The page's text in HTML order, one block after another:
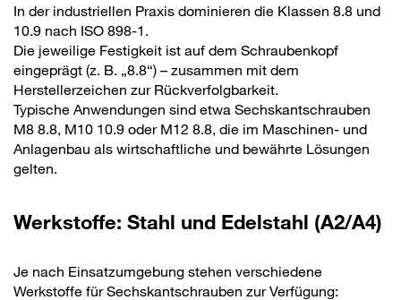
In der industriellen Praxis dominieren die Klassen 8.8 und
10.9 nach ISO 898-1.
Die jeweilige Festigkeit ist auf dem Schraubenkopf
eingeprägt (z. B. „8.8“) – zusammen mit dem
Herstellerzeichen zur Rückverfolgbarkeit.
Typische Anwendungen sind etwa Sechskantschrauben
M8 8.8, M10 10.9 oder M12 8.8, die im Maschinen- und
Anlagenbau als wirtschaftliche und bewährte Lösungen
gelten.
Werkstoffe: Stahl und Edelstahl (A2/A4)
Je nach Einsatzumgebung stehen verschiedene
Werkstoffe für Sechskantschrauben zur Verfügung: